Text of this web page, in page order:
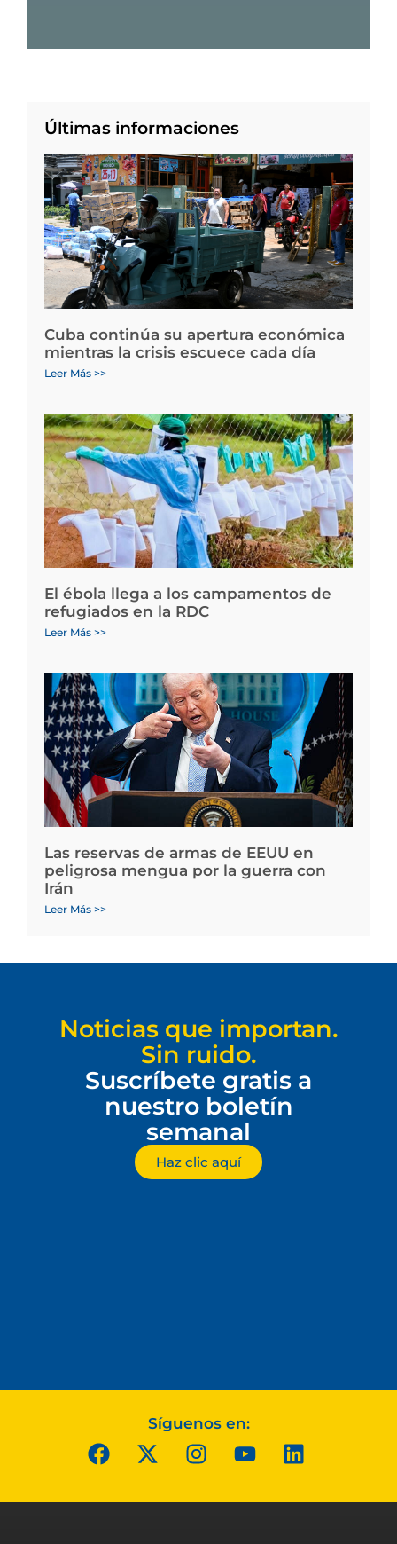
Últimas informaciones
Cuba continúa su apertura económica
mientras la crisis escuece cada día
Leer Más >>
El ébola llega a los campamentos de
refugiados en la RDC
Leer Más >>
Las reservas de armas de EEUU en
peligrosa mengua por la guerra con
Irán
Leer Más >>
Noticias que importan.
Sin ruido.
Suscríbete gratis a
nuestro boletín
semanal
Haz clic aquí
Síguenos en: